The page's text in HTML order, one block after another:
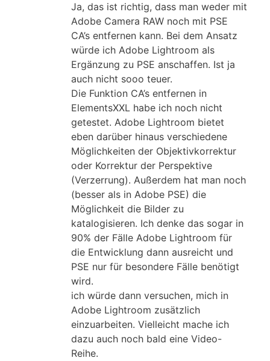
Ja, das ist richtig, dass man weder mit
Adobe Camera RAW noch mit PSE
CA’s entfernen kann. Bei dem Ansatz
würde ich Adobe Lightroom als
Ergänzung zu PSE anschaffen. Ist ja
auch nicht sooo teuer.
Die Funktion CA’s entfernen in
ElementsXXL habe ich noch nicht
getestet. Adobe Lightroom bietet
eben darüber hinaus verschiedene
Möglichkeiten der Objektivkorrektur
oder Korrektur der Perspektive
(Verzerrung). Außerdem hat man noch
(besser als in Adobe PSE) die
Möglichkeit die Bilder zu
katalogisieren. Ich denke das sogar in
90% der Fälle Adobe Lightroom für
die Entwicklung dann ausreicht und
PSE nur für besondere Fälle benötigt
wird.
ich würde dann versuchen, mich in
Adobe Lightroom zusätzlich
einzuarbeiten. Vielleicht mache ich
dazu auch noch bald eine Video-
Reihe.